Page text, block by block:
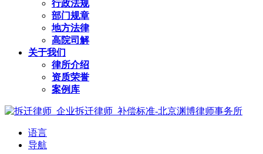
行政法规
部门规章
地方法律
高院司解
关于我们
律所介绍
资质荣誉
案例库
语言
导航